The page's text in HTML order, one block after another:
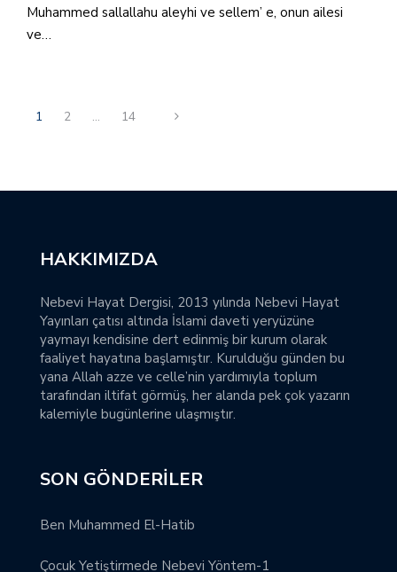
Muhammed sallallahu aleyhi ve sellem’ e, onun ailesi
ve…
1 2 … 14
HAKKIMIZDA
Nebevi Hayat Dergisi, 2013 yılında Nebevi Hayat
Yayınları çatısı altında İslami daveti yeryüzüne
yaymayı kendisine dert edinmiş bir kurum olarak
faaliyet hayatına başlamıştır. Kurulduğu günden bu
yana Allah azze ve celle’nin yardımıyla toplum
tarafından iltifat görmüş, her alanda pek çok yazarın
kalemiyle bugünlerine ulaşmıştır.
SON GÖNDERILER
Ben Muhammed El-Hatib
Çocuk Yetiştirmede Nebevi Yöntem-1